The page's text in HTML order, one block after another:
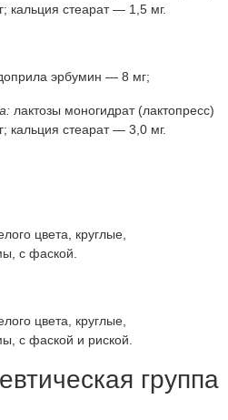
стеарат — 1,5 мг.
эрбумин — 8 мг;
лактозы моногидрат (лактопресс)
стеарат — 3,0 мг.
цвета, круглые,
с фаской.
цвета, круглые,
с фаской и риской.
группа